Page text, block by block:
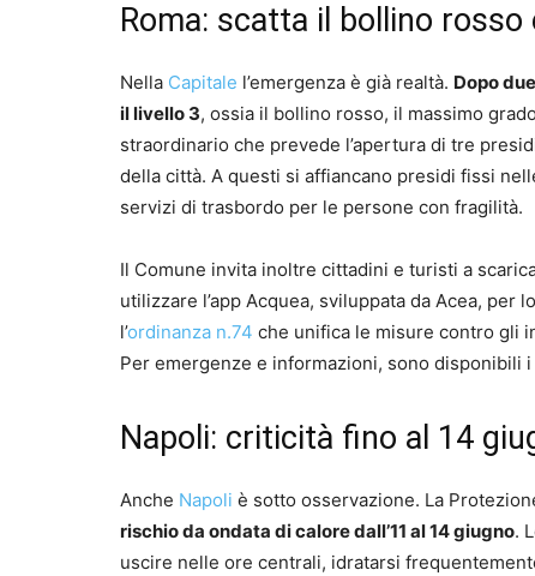
Roma: scatta il bollino
Nella Capitale l’emergenza è già realtà. Dopo
il livello 3, ossia il bollino rosso, il massimo
straordinario che prevede l’apertura di tre
della città. A questi si affiancano presidi fissi
servizi di trasbordo per le persone con fragilità.
Il Comune invita inoltre cittadini e turisti a
utilizzare l’app Acquea, sviluppata da Acea,
l’ordinanza n.74 che unifica le misure contro gli
Per emergenze e informazioni, sono disponibili
Napoli: criticità fino al 14
Anche Napoli è sotto osservazione. La
rischio da ondata di calore dall’11 al 14 giugno.
uscire nelle ore centrali, idratarsi